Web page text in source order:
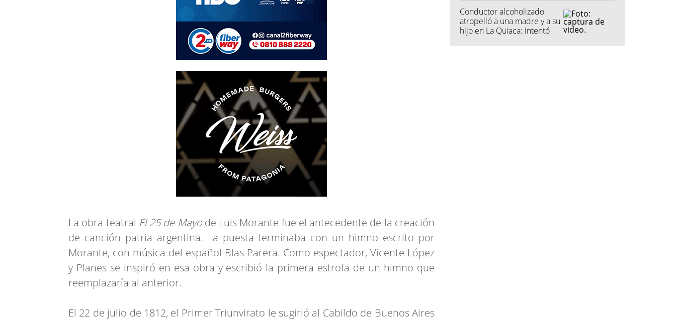
La obra teatral El 25 de Mayode Luis Morante fue el antecedente de la creación
de canción patria argentina. La puesta terminaba con un himno escrito por
Morante, con música del español Blas Parera. Como espectador, Vicente López
y Planes se inspiró en esa obra y escribió la primera estrofa de un himno que
reemplazaría al anterior.
El 22 de julio de 1812, el Primer Triunvirato le sugirió al Cabildo de Buenos Aires
"colectoras"
Conductor alcoholizado
atropelló a una madre y a su
hijo en La Quiaca: intentó